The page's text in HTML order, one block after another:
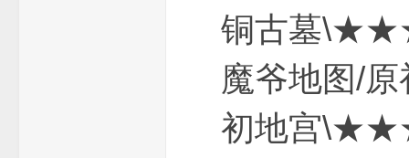
铜古
魔爷地
初地